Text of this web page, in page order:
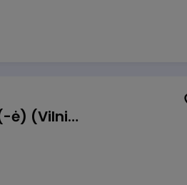
Transformacijos projektų vadovas (-ė) (Vilnius, LT)